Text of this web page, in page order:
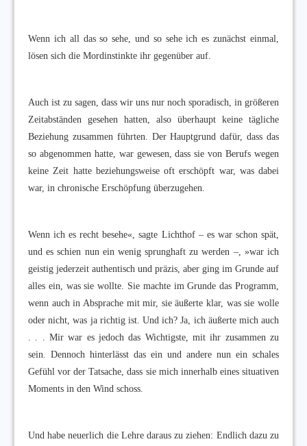
Wenn ich all das so sehe, und so sehe ich es zunächst einmal,
lösen sich die Mordinstinkte ihr gegenüber auf.
Auch ist zu sagen, dass wir uns nur noch sporadisch, in größeren
Zeitabständen gesehen hatten, also überhaupt keine tägliche
Beziehung zusammen führten. Der Hauptgrund dafür, dass das
so abgenommen hatte, war gewesen, dass sie von Berufs wegen
keine Zeit hatte beziehungsweise oft erschöpft war, was dabei
war, in chronische Erschöpfung überzugehen.
Wenn ich es recht besehe«, sagte Lichthof – es war schon spät,
und es schien nun ein wenig sprunghaft zu werden –, »war ich
geistig jederzeit authentisch und präzis, aber ging im Grunde auf
alles ein, was sie wollte. Sie machte im Grunde das Programm,
wenn auch in Absprache mit mir, sie äußerte klar, was sie wolle
oder nicht, was ja richtig ist. Und ich? Ja, ich äußerte mich auch
. . . Mir war es jedoch das Wichtigste, mit ihr zusammen zu
sein. Dennoch hinterlässt das ein und andere nun ein schales
Gefühl vor der Tatsache, dass sie mich innerhalb eines situativen
Moments in den Wind schoss.
Und habe neuerlich die Lehre daraus zu ziehen: Endlich dazu zu